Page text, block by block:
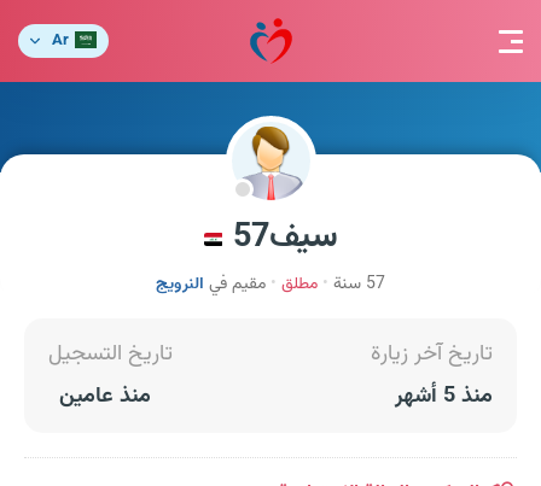
Ar
سيف57
57 سنة مطلق مقيم في النرويج
تاريخ آخر زيارة
منذ 5 أشهر
تاريخ التسجيل
منذ عامين